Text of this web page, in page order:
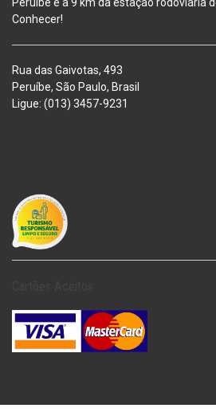
Conhecer!
Rua das Gaivotas, 493
Peruíbe, São Paulo, Brasil
Ligue: (013) 3457-9231